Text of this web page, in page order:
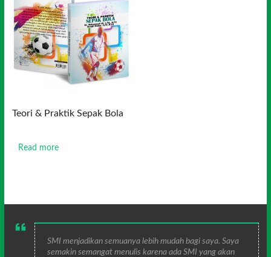
Teori & Praktik Sepak Bola
Read more
SMI menjadikan semuanya lebih mudah bagi saya. Saya
semakin semangat menulis karena ada SMI yang akan